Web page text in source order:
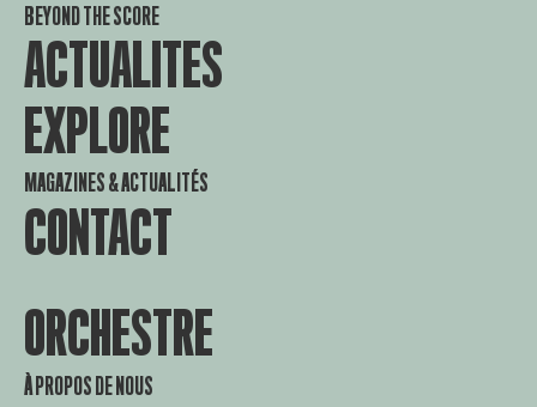
BEYOND THE SCORE
ACTUALITES
EXPLORE
MAGAZINES & ACTUALITÉS
CONTACT
ORCHESTRE
À PROPOS DE NOUS